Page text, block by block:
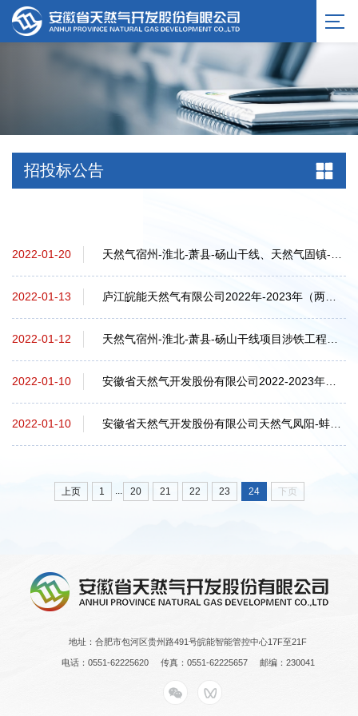
服务公告
招投标公告
2022-01-20
2022-01-13 庐江皖能天然气有限公司2022年-2023年（两年度）中低压管网及入户安装工程施工项目...
2022-01-12
2022-01-10 安徽省天然气开发股份有限公司2022-2023年度无损检测服务招标公告
2022-01-10 安徽省天然气开发股份有限公司天然气凤阳-蚌埠-宿州干线项目勘察设计服务招标公告...
上页 1 ... 20 21 22 23 24 下页
地址：合肥市包河区贵州路491号皖能智能管控中心17F至21F
电话：0551-62225620 传真：0551-62225657 邮编：230041